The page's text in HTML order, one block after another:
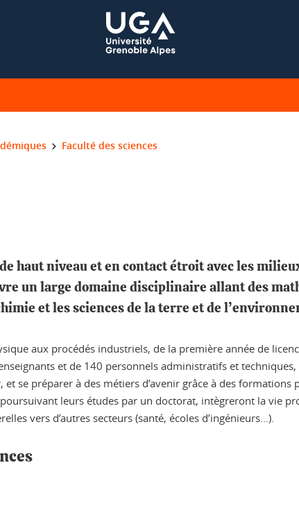
Faculté des sciences
haut niveau et en contact étroit avec les
un large domaine disciplinaire allant des
et les sciences de la terre et de
aux procédés industriels, de la première année de
et de 140 personnels administratifs et techniques,
se préparer à des métiers d’avenir grâce à des
leurs études par un doctorat, intègreront la vie
vers d’autres secteurs (santé, écoles d’ingénieurs...).